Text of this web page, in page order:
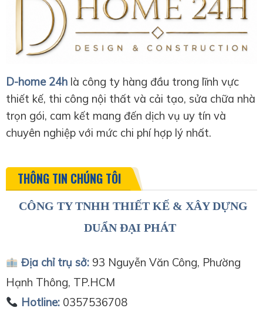
D-home 24h là công ty hàng đầu trong lĩnh vực
thiết kế, thi công nội thất và cải tạo, sửa chữa nhà
trọn gói, cam kết mang đến dịch vụ uy tín và
chuyên nghiệp với mức chi phí hợp lý nhất.
THÔNG TIN CHÚNG TÔI
CÔNG TY TNHH THIẾT KẾ & XÂY DỰNG
DUẨN ĐẠI PHÁT
Địa chỉ trụ sở:93 Nguyễn Văn Công, Phường
Hạnh Thông, TP.HCM
Hotline:0357536708